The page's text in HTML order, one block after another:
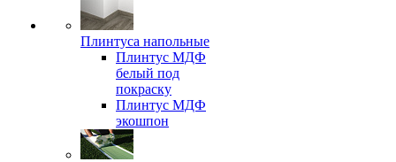
Плинтуса напольные
Плинтус МДФ
белый под
покраску
Плинтус МДФ
экошпон